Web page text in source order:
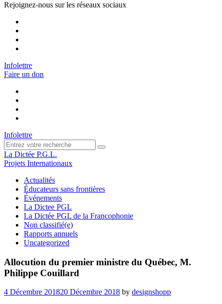
Rejoignez-nous sur les réseaux sociaux
Infolettre
Faire un don
Infolettre
La Dictée P.G.L.
Projets Internationaux
Actualités
Éducateurs sans frontières
Événements
La Dictee PGL
La Dictée PGL de la Francophonie
Non classifié(e)
Rapports annuels
Uncategorized
Allocution du premier ministre du Québec, M.
Philippe Couillard
Posted
4 Décembre 201820 Décembre 2018 by designshopp